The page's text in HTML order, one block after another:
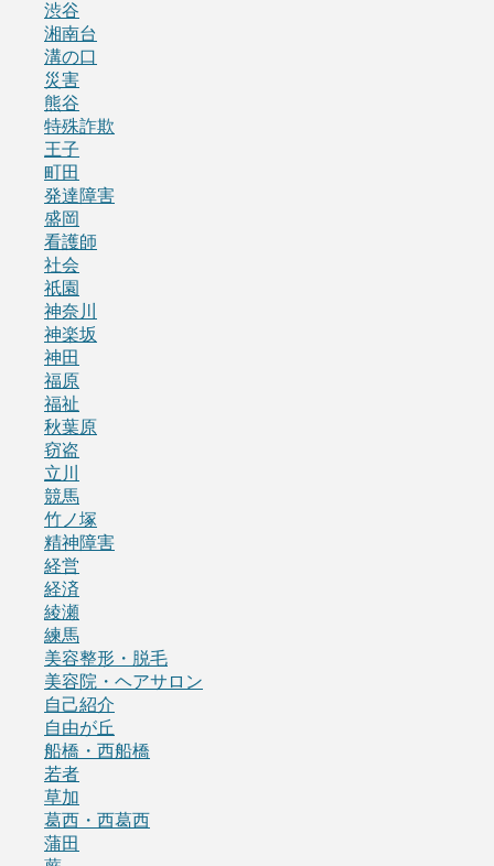
渋谷
湘南台
溝の口
災害
熊谷
特殊詐欺
王子
町田
発達障害
盛岡
看護師
社会
祇園
神奈川
神楽坂
神田
福原
福祉
秋葉原
窃盗
立川
競馬
竹ノ塚
精神障害
経営
経済
綾瀬
練馬
美容整形・脱毛
美容院・ヘアサロン
自己紹介
自由が丘
船橋・西船橋
若者
草加
葛西・西葛西
蒲田